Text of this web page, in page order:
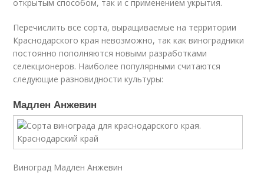
открытым способом, так и с применением укрытия.
Перечислить все сорта, выращиваемые на территории
Краснодарского края невозможно, так как виноградники
постоянно пополняются новыми разработками
селекционеров. Наиболее популярными считаются
следующие разновидности культуры:
Мадлен Анжевин
Виноград Мадлен Анжевин